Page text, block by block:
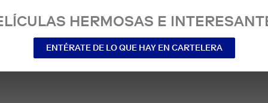
HERMOSAS E
ENTÉRATE DE LO QUE HAY EN CARTELERA